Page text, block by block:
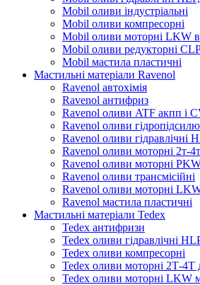
Mobil оливи індустріальні
Mobil оливи компресорні
Mobil оливи моторні LKW
Mobil оливи редукторні
Mobil мастила пластичні
Мастильні матеріали Ravenol
Ravenol автохімія
Ravenol антифриз
Ravenol оливи ATF акпп і
Ravenol оливи
Ravenol оливи
Ravenol оливи моторні 2т-
Ravenol оливи моторні PKW
Ravenol оливи трансмісійні
Ravenol оливи моторні LKW
Ravenol мастила пластичні
Мастильні матеріали Tedex
Tedex антифризи
Tedex оливи гідравлічні
Tedex оливи компресорні
Tedex оливи моторні 2Т-4Т
Tedex оливи моторні LKW